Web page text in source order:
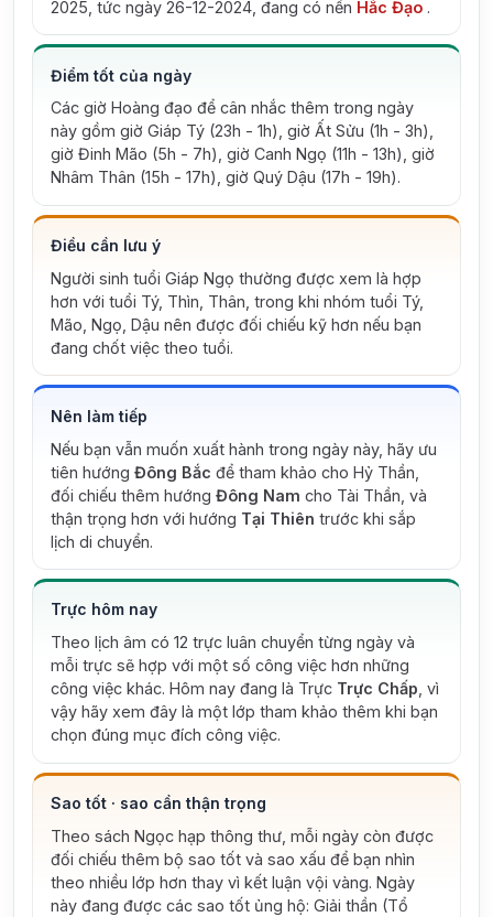
2025, tức ngày 26-12-2024, đang có nền Hắc Đạo .
Điểm tốt của ngày
Các giờ Hoàng đạo để cân nhắc thêm trong ngày
này gồm giờ Giáp Tý (23h - 1h), giờ Ất Sửu (1h - 3h),
giờ Đinh Mão (5h - 7h), giờ Canh Ngọ (11h - 13h), giờ
Nhâm Thân (15h - 17h), giờ Quý Dậu (17h - 19h).
Điều cần lưu ý
Người sinh tuổi Giáp Ngọ thường được xem là hợp
hơn với tuổi Tý, Thìn, Thân, trong khi nhóm tuổi Tý,
Mão, Ngọ, Dậu nên được đối chiếu kỹ hơn nếu bạn
đang chốt việc theo tuổi.
Nên làm tiếp
Nếu bạn vẫn muốn xuất hành trong ngày này, hãy ưu
tiên hướng Đông Bắc để tham khảo cho Hỷ Thần,
đối chiếu thêm hướng Đông Nam cho Tài Thần, và
thận trọng hơn với hướng Tại Thiên trước khi sắp
lịch di chuyển.
Trực hôm nay
Theo lịch âm có 12 trực luân chuyển từng ngày và
mỗi trực sẽ hợp với một số công việc hơn những
công việc khác. Hôm nay đang là Trực Trực Chấp , vì
vậy hãy xem đây là một lớp tham khảo thêm khi bạn
chọn đúng mục đích công việc.
Sao tốt · sao cần thận trọng
Theo sách Ngọc hạp thông thư, mỗi ngày còn được
đối chiếu thêm bộ sao tốt và sao xấu để bạn nhìn
theo nhiều lớp hơn thay vì kết luận vội vàng. Ngày
này đang được các sao tốt ủng hộ: Giải thần (Tổ